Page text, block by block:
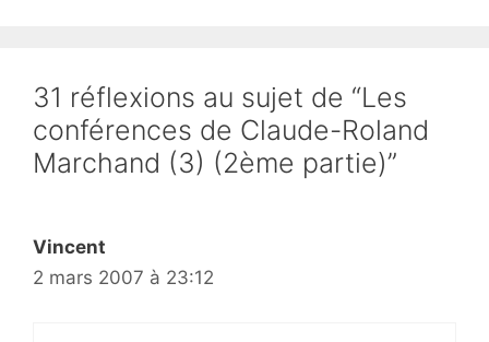
31 réflexions au sujet de “Les
conférences de Claude-Roland
Marchand (3) (2ème partie)”
Vincent
2 mars 2007 à 23:12